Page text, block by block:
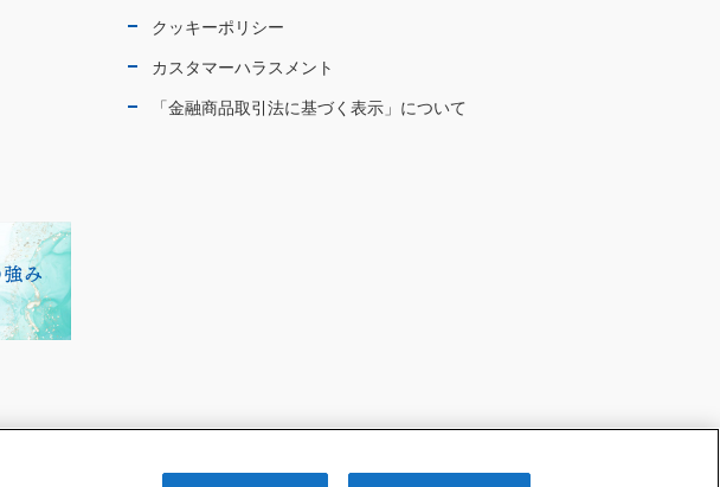
クッキーポリシー
カスタマーハラスメント
「金融商品取引法に基づく表示」について